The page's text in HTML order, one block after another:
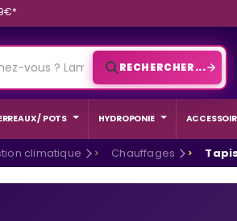
RECHERCHER...
/ POTS HYDROPONIE
climatique Chauffages